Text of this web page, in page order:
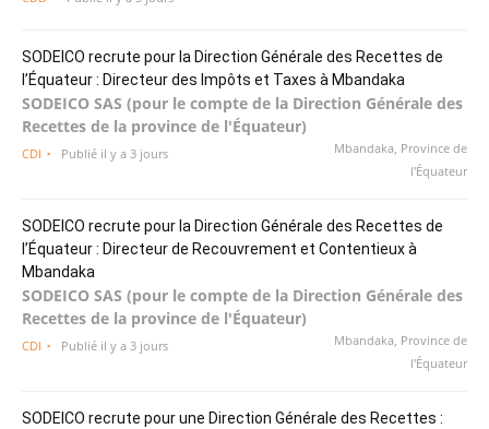
SODEICO recrute pour la Direction Générale des Recettes de
l’Équateur : Directeur des Impôts et Taxes à Mbandaka
SODEICO SAS (pour le compte de la Direction Générale des
Recettes de la province de l'Équateur)
Mbandaka, Province de
l'Équateur
CDI Publié il y a 3 jours
SODEICO recrute pour la Direction Générale des Recettes de
l’Équateur : Directeur de Recouvrement et Contentieux à
Mbandaka
SODEICO SAS (pour le compte de la Direction Générale des
Recettes de la province de l'Équateur)
Mbandaka, Province de
l'Équateur
CDI Publié il y a 3 jours
SODEICO recrute pour une Direction Générale des Recettes :